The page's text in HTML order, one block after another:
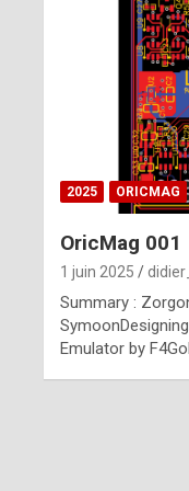
2025 ORICMAG
OricMag 001
1 juin 2025
Summary :
Emulator by